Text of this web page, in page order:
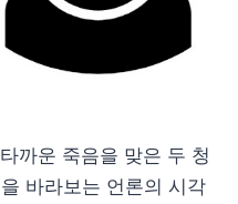
까운 죽음을 맞은 두 청
바라보는 언론의 시각